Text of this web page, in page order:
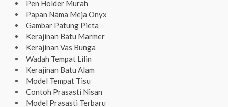
Pen Holder Murah
Papan Nama Meja Onyx
Gambar Patung Pieta
Kerajinan Batu Marmer
Kerajinan Vas Bunga
Wadah Tempat Lilin
Kerajinan Batu Alam
Model Tempat Tisu
Contoh Prasasti Nisan
Model Prasasti Terbaru